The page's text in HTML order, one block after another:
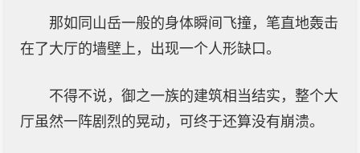
那如同山岳一般的身体瞬间飞撞，笔直地轰击
在了大厅的墙壁上，出现一个人形缺口。
不得不说，御之一族的建筑相当结实，整个大
厅虽然一阵剧烈的晃动，可终于还算没有崩溃。